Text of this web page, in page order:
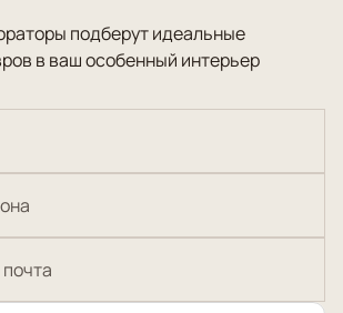
подберут идеальные
в ваш особенный интерьер